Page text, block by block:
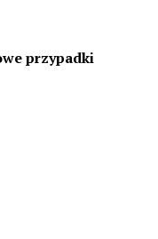
przypadki